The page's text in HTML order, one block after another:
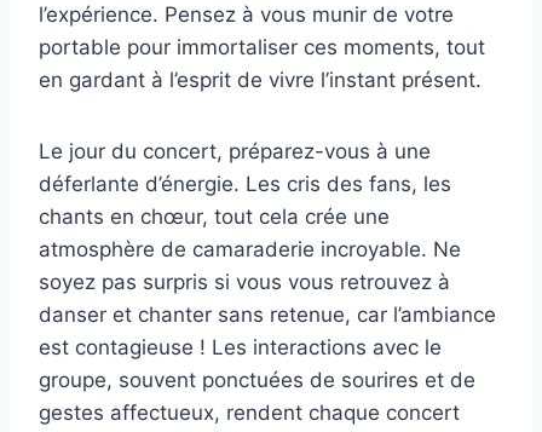
l’expérience. Pensez à vous munir de votre
portable pour immortaliser ces moments, tout
en gardant à l’esprit de vivre l’instant présent.
Le jour du concert, préparez-vous à une
déferlante d’énergie. Les cris des fans, les
chants en chœur, tout cela crée une
atmosphère de camaraderie incroyable. Ne
soyez pas surpris si vous vous retrouvez à
danser et chanter sans retenue, car l’ambiance
est contagieuse ! Les interactions avec le
groupe, souvent ponctuées de sourires et de
gestes affectueux, rendent chaque concert